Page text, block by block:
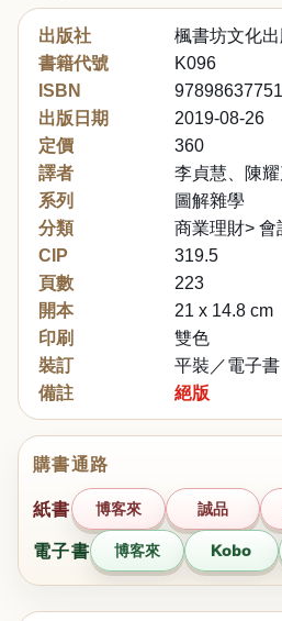
出版社
楓書坊文化
書籍代號
K096
ISBN
出版日期
2019-08-26
定價
360
譯者
李貞慧、陳
系列
圖解雜學
分類
商業理財> 會
CIP
319.5
頁數
223
開本
21 x 14.8 cm
印刷
雙色
裝訂
平裝／電子書
備註
絕版
購書通路
紙書 博客來 誠品
電子書 博客來 Kobo